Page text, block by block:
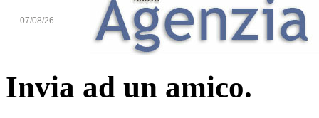
07/08/26
Invia ad un amico.